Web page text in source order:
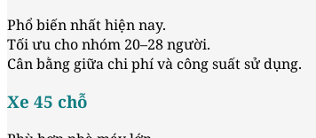
Phổ biến nhất hiện nay.
Tối ưu cho nhóm 20–28 người.
Cân bằng giữa chi phí và công suất sử dụng.
Xe 45 chỗ